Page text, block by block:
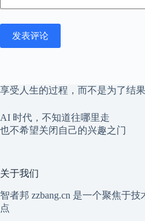
发表评论
享受人生的过程，而不是为了结
AI 时代，不知道往哪里走
也不希望关闭自己的兴趣之门
关于我们
智者邦 zzbang.cn 是一个聚焦于
点